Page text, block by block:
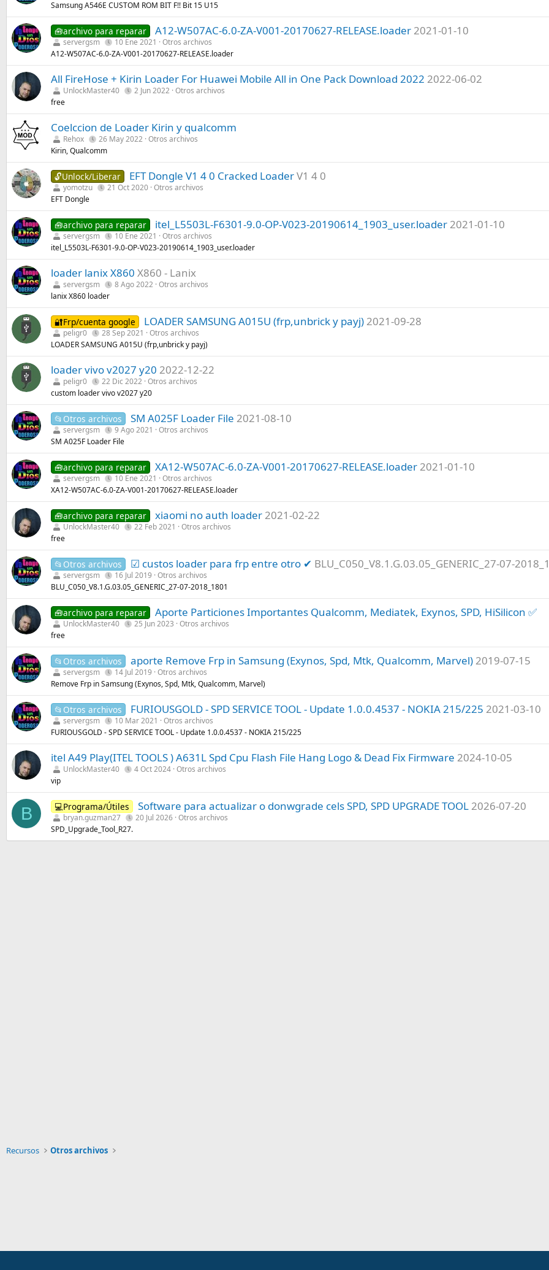
Samsung A546E CUSTOM ROM BIT F!! Bit 15 U15
🧰archivo para reparar A12-W507AC-6.0-ZA-V001-20170627-RELEASE.loader 2021-01-10
servergsm 10 Ene 2021
Otros archivos
A12-W507AC-6.0-ZA-V001-20170627-RELEASE.loader
All FireHose + Kirin Loader For Huawei Mobile All in One Pack Download 2022 2022-06-02
UnlockMaster40 2 Jun 2022 Otros archivos
free
Coelccion de Loader Kirin y qualcomm
Rehox 26 May 2022 Otros archivos
Kirin, Qualcomm
🔓Unlock/Liberar EFT Dongle V1 4 0 Cracked LoaderV1 4 0
yomotzu 21 Oct 2020 Otros archivos
EFT Dongle
🧰archivo para reparar itel_L5503L-F6301-9.0-OP-V023-20190614_1903_user.loader 2021-01-10
servergsm 10 Ene 2021
Otros archivos
itel_L5503L-F6301-9.0-OP-V023-20190614_1903_user.loader
loader lanix X860 X860 - Lanix
servergsm 8 Ago 2022 Otros archivos
lanix X860 loader
🔐Frp/cuenta google LOADER SAMSUNG A015U (frp,unbrick y payj) 2021-09-28
peligr0 28 Sep 2021
Otros archivos
LOADER SAMSUNG A015U (frp,unbrick y payj)
loader vivo v2027 y20 2022-12-22
peligr0 22 Dic 2022 Otros archivos
custom loader vivo v2027 y20
📂Otros archivos SM A025F Loader File 2021-08-10
servergsm 9 Ago 2021
Otros archivos
SM A025F Loader File
🧰archivo para reparar XA12-W507AC-6.0-ZA-V001-20170627-RELEASE.loader 2021-01-10
servergsm 10 Ene 2021
Otros archivos
XA12-W507AC-6.0-ZA-V001-20170627-RELEASE.loader
🧰archivo para reparar xiaomi no auth loader 2021-02-22
UnlockMaster40 22 Feb 2021
Otros archivos
free
📂Otros archivos ☑ custos loader para frp entre otro ✔ BLU_C050_V8.1.G.03.05_GENERIC_27-07-
servergsm 16 Jul 2019 Otros archivos
BLU_C050_V8.1.G.03.05_GENERIC_27-07-2018_1801
🧰archivo para reparar Aporte Particiones Importantes Qualcomm, Mediatek, Exynos, SPD, HiSilicon ✅
UnlockMaster40 25 Jun 2023 Otros archivos
free
📂Otros archivos aporte Remove Frp in Samsung (Exynos, Spd, Mtk, Qualcomm, Marvel) 2019-07-15
servergsm 14 Jul 2019 Otros archivos
Remove Frp in Samsung (Exynos, Spd, Mtk, Qualcomm, Marvel)
📂Otros archivos FURIOUSGOLD - SPD SERVICE TOOL - Update 1.0.0.4537 - NOKIA 215/225 2021-03-10
servergsm 10 Mar 2021
Otros archivos
FURIOUSGOLD - SPD SERVICE TOOL - Update 1.0.0.4537 - NOKIA 215/225
itel A49 Play(ITEL TOOLS ) A631L Spd Cpu Flash File Hang Logo & Dead Fix Firmware 2024-10-05
UnlockMaster40 4 Oct 2024 Otros archivos
vip
B 💻Programa/Útiles Software para actualizar o donwgrade cels SPD, SPD UPGRADE TOOL 2026-07-20
bryan.guzman27 20 Jul 2026 Otros archivos
SPD_Upgrade_Tool_R27.
Recursos Otros archivos